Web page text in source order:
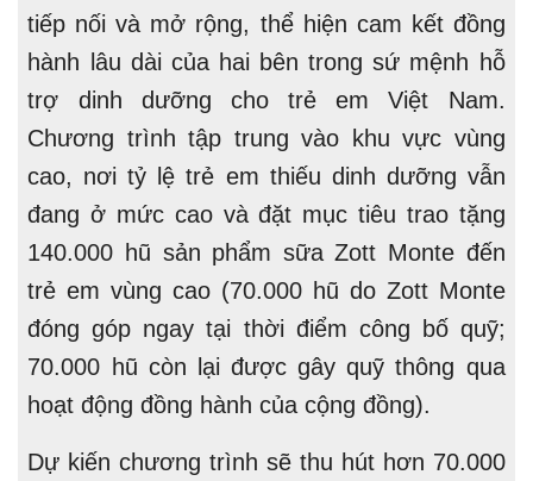
tiếp nối và mở rộng, thể hiện cam kết đồng
hành lâu dài của hai bên trong sứ mệnh hỗ
trợ dinh dưỡng cho trẻ em Việt Nam.
Chương trình tập trung vào khu vực vùng
cao, nơi tỷ lệ trẻ em thiếu dinh dưỡng vẫn
đang ở mức cao và đặt mục tiêu trao tặng
140.000 hũ sản phẩm sữa Zott Monte đến
trẻ em vùng cao (70.000 hũ do Zott Monte
đóng góp ngay tại thời điểm công bố quỹ;
70.000 hũ còn lại được gây quỹ thông qua
hoạt động đồng hành của cộng đồng).
Dự kiến chương trình sẽ thu hút hơn 70.000